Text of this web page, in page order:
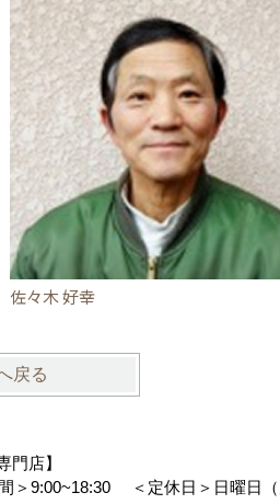
佐々木 好幸
戻る
店】
＞9:00~18:30
＜定休日＞日曜日